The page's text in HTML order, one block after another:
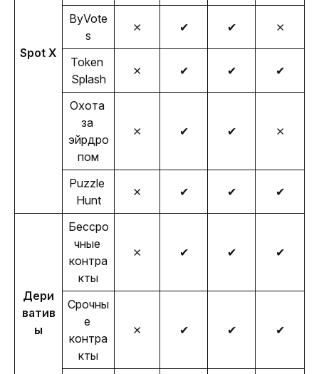
Spot X
ByVote
s
⨯ ✔ ✔ ⨯
Token
Splash
⨯ ✔ ✔ ✔
Охота
за
эйрдро
пом
⨯ ✔ ✔ ⨯
Puzzle
Hunt
⨯ ✔ ✔ ✔
Дери
ватив
ы
Бессро
чные
контра
кты
⨯ ✔ ✔ ✔
Срочны
е
контра
кты
⨯ ✔ ✔ ✔